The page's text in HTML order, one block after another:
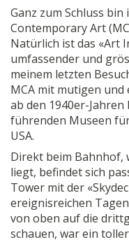
Ganz zum Schluss
Contemporary Art
Natürlich ist das «Art
umfassender und
meinem letzten
MCA mit mutigen
ab den 1940er-
führenden Museen
USA.
Direkt beim Bahnhof,
liegt, befindet sich
Tower mit der
ereignisreichen
von oben auf die
schauen, war ein